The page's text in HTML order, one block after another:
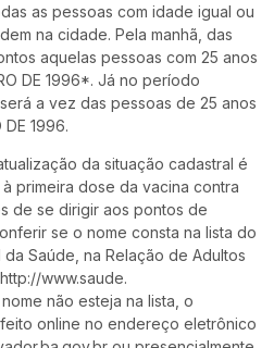
as pessoas com idade igual ou
na cidade. Pela manhã, das
aquelas pessoas com 25 anos
DE 1996*. Já no período
a vez das pessoas de 25 anos
DE 1996.
da situação cadastral é
primeira dose da vacina contra
de se dirigir aos pontos de
se o nome consta na lista do
Saúde, na Relação de Adultos
www.saude.
não esteja na lista, o
online no endereço eletrônico